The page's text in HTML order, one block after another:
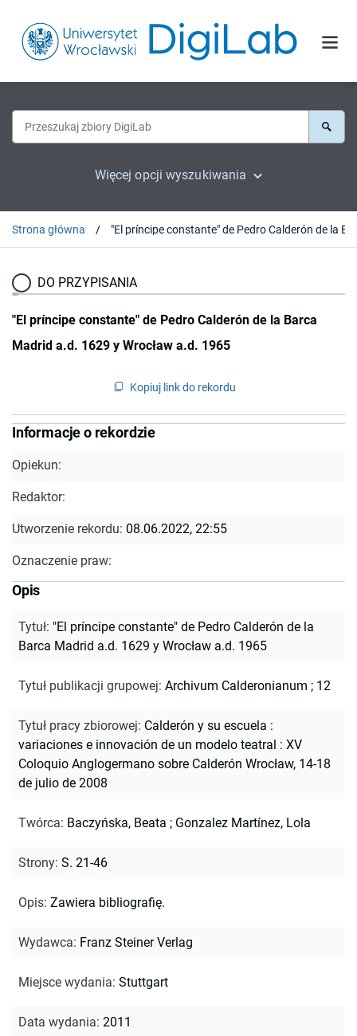
Więcej opcji wyszukiwania
Strona główna
DO PRZYPISANIA
"El príncipe constante" de Pedro Calderón de la Barca
Madrid a.d. 1629 y Wrocław a.d. 1965
Kopiuj link do rekordu
Informacje o rekordzie
Opiekun:
Redaktor:
Utworzenie rekordu: 08.06.2022, 22:55
Oznaczenie praw:
Opis
Tytuł: "El príncipe constante" de Pedro Calderón de la
Barca Madrid a.d. 1629 y Wrocław a.d. 1965
Tytuł publikacji grupowej: Archivum Calderonianum ; 12
Tytuł pracy zbiorowej: Calderón y su escuela :
variaciones e innovación de un modelo teatral : XV
Coloquio Anglogermano sobre Calderón Wrocław, 14-18
de julio de 2008
Twórca: Baczyńska, Beata ; Gonzalez Martínez, Lola
Strony: S. 21-46
Opis: Zawiera bibliografię.
Wydawca: Franz Steiner Verlag
Miejsce wydania: Stuttgart
Data wydania: 2011